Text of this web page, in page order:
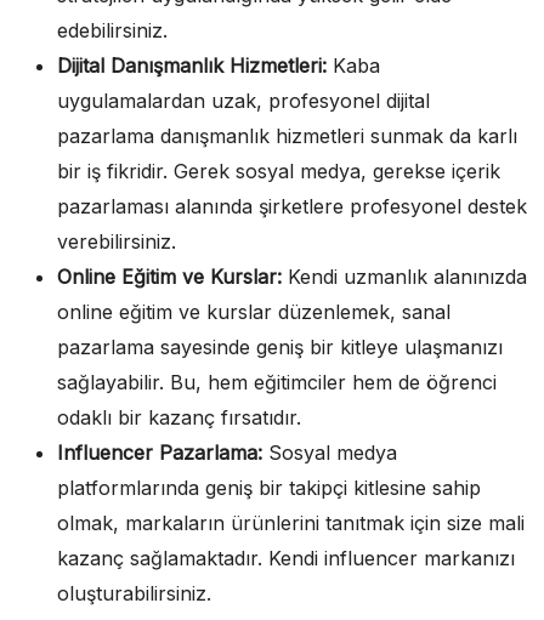
edebilirsiniz.
Dijital Danışmanlık Hizmetleri: Kaba
uygulamalardan uzak, profesyonel dijital
pazarlama danışmanlık hizmetleri sunmak da karlı
bir iş fikridir. Gerek sosyal medya, gerekse içerik
pazarlaması alanında şirketlere profesyonel destek
verebilirsiniz.
Online Eğitim ve Kurslar: Kendi uzmanlık alanınızda
online eğitim ve kurslar düzenlemek, sanal
pazarlama sayesinde geniş bir kitleye ulaşmanızı
sağlayabilir. Bu, hem eğitimciler hem de öğrenci
odaklı bir kazanç fırsatıdır.
Influencer Pazarlama: Sosyal medya
platformlarında geniş bir takipçi kitlesine sahip
olmak, markaların ürünlerini tanıtmak için size mali
kazanç sağlamaktadır. Kendi influencer markanızı
oluşturabilirsiniz.